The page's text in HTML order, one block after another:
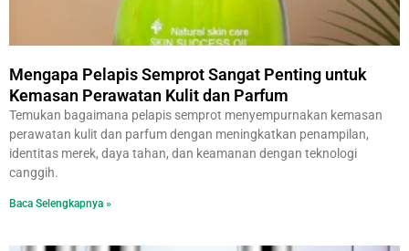
Mengapa Pelapis Semprot Sangat Penting untuk
Kemasan Perawatan Kulit dan Parfum
Temukan bagaimana pelapis semprot menyempurnakan kemasan
perawatan kulit dan parfum dengan meningkatkan penampilan,
identitas merek, daya tahan, dan keamanan dengan teknologi
canggih.
Baca Selengkapnya »